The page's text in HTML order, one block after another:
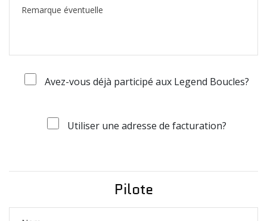
Avez-vous déjà participé aux Legend Boucles?
Utiliser une adresse de facturation?
Pilote